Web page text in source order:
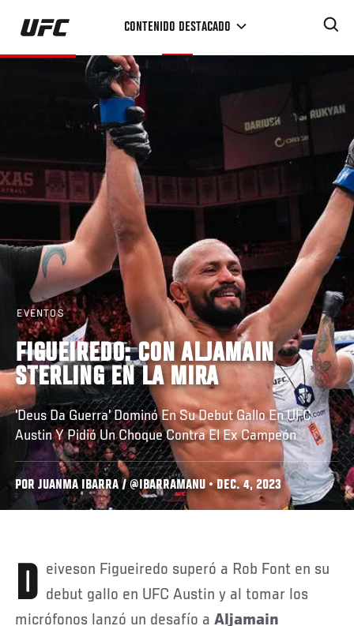
Pasar
contenido
CONTENIDO DESTACADO
EVENTOS
FIGUEIREDO: CON ALJAMAIN
STERLING EN LA MIRA
'Deus Da Guerra' Dominó En Su Debut Gallo En UFC
Austin Y Pidió Un Choque Contra El Ex Campeón
POR JUANMA IBARRA / @IBARRAMANU • DEC. 4, 2023
Deiveson Figueiredo superó a Rob Font en su debut gallo en UFC Austin y al tomar los
micrófonos lanzó un desafío aAljamain